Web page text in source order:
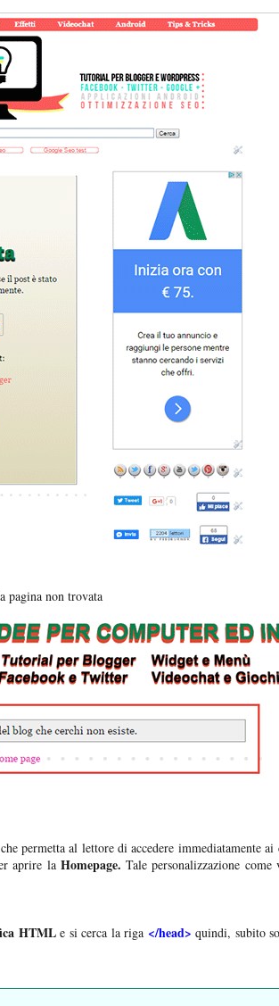
pagina non trovata
che permetta al lettore di accedere immediatamente
aprire la Homepage. Tale personalizzazione come
HTMLe si cerca la riga </head> quindi, subito